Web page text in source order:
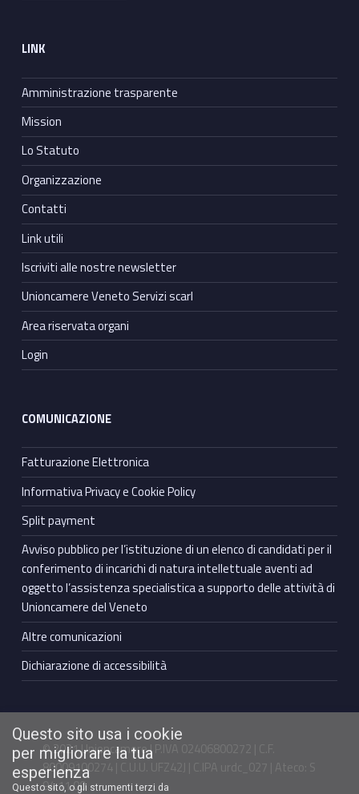
LINK
Amministrazione trasparente
Mission
Lo Statuto
Organizzazione
Contatti
Link utili
Iscriviti alle nostre newsletter
Unioncamere Veneto Servizi scarl
Area riservata organi
Login
COMUNICAZIONE
Fatturazione Elettronica
Informativa Privacy e Cookie Policy
Split payment
Avviso pubblico per l’istituzione di un elenco di candidati per il
conferimento di incarichi di natura intellettuale aventi ad
oggetto l’assistenza specialistica a supporto delle attività di
Unioncamere del Veneto
Altre comunicazioni
Dichiarazione di accessibilità
© 2021 Unioncamere | P.IVA 02406800272 | C.F.
80009100274 | C.U.U. UFZ42J | C.IPA urdc_027 | Ateco: S
94.11.00
Questo sito usa i cookie
per migliorare la tua
esperienza
Questo sito, o gli strumenti terzi da